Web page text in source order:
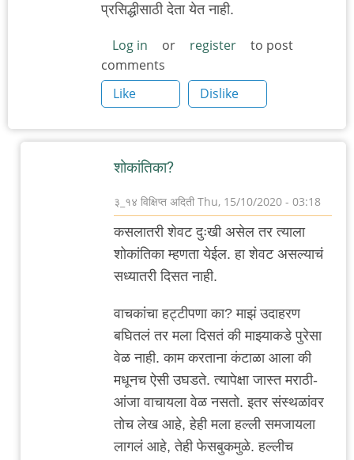
प्रसिद्धीसाठी देता येत नाही.
Log in or register
to post
comments
Like
Dislike
शोकांतिका?
३_१४ विक्षिप्त अदिती Thu, 15/10/2020 - 03:18
reply
माध्यम
लेखक
आणि
वाचक.
by
चिमणराव
कसलातरी शेवट दुःखी असेल तर त्याला
शोकांतिका म्हणता येईल. हा शेवट असल्याचं
सध्यातरी दिसत नाही.
वाचकांचा हट्टीपणा का? माझं उदाहरण
बघितलं तर मला दिसतं की माझ्याकडे पुरेसा
वेळ नाही. काम करताना कंटाळा आला की
मधूनच ऐसी उघडते. त्यापेक्षा जास्त मराठी-
आंजा वाचायला वेळ नसतो. इतर संस्थळांवर
तोच लेख आहे, हेही मला हल्ली समजायला
लागलं आहे, तेही फेसबुकमुळे. हल्लीच